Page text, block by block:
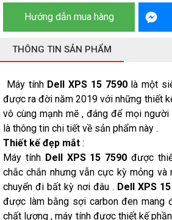
Hướng dẫn mua hàng
THÔNG TIN SẢN PHẨM
Máy tínhDell XPS 15 7590là một
được ra đời năm 2019 với những thiết
vô cùng mạnh mẽ , đáng để mọi
là thông tin chi tiết về sản phẩm này .
Thiết kế đẹp mắt :
Máy tính Dell XPS 15 7590 được
chắc chắn nhưng vẫn cực kỳ mỏng và
chuyển đi bất kỳ nơi đâu . Dell XPS
được làm bằng sợi carbon đen mang
chất lượng , máy tính được thiết kế